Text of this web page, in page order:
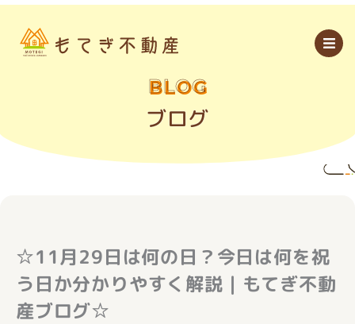
内
BLOG
ブログ
☆11月29日は何の日？今日は何を祝
う日か分かりやすく解説｜もてぎ不動
産ブログ☆